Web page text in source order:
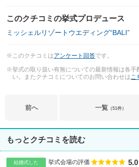
このクチコミの挙式プロデュース
ミッシェルリゾートウエディング“BALI”
※このクチコミはアンケート回答です。
※挙式の取り扱い有無についての最新情報は各手
い。またクチコミについてのお問い合わせはこ
前へ 一覧（51件）
もっとクチコミを読む
結婚式した 挙式会場の評価 点数
5.0